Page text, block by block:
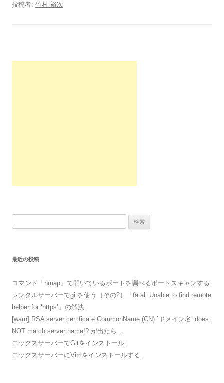
投稿者: 竹村 裕次
最近の投稿
コマンド「nmap」で開いているポートを調べるポートスキャンする
レンタルサーバーでgitを使う（その2）「fatal: Unable to find remote
helper for ‘https’」の解決
[warn] RSA server certificate CommonName (CN) `ドメイン名’ does
NOT match server name!? が出たら…
エックスサーバーでGitをインストール
エックスサーバーにVimをインストールする